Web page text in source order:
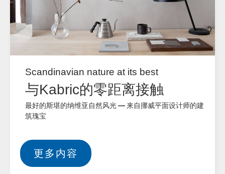
Scandinavian nature at its best
与Kabric的零距离接触
最好的斯堪的纳维亚自然风光 — 来自挪威平面设计师的建
筑瑰宝
更多内容